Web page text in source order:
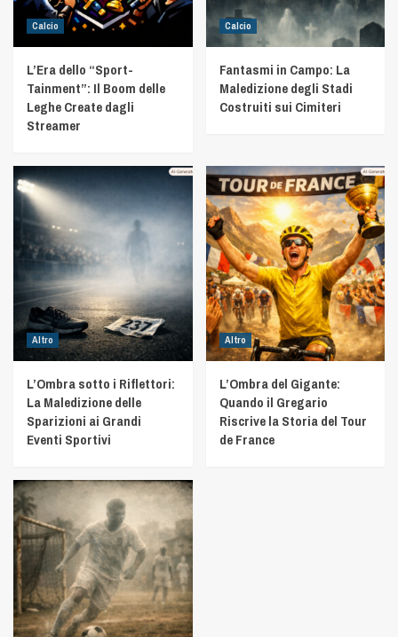
Calcio
L’Era dello “Sport-
Tainment”: Il Boom delle
Leghe Create dagli
Streamer
Calcio
Fantasmi in Campo: La
Maledizione degli Stadi
Costruiti sui Cimiteri
Altro
L’Ombra sotto i Riflettori:
La Maledizione delle
Sparizioni ai Grandi
Eventi Sportivi
Altro
L’Ombra del Gigante:
Quando il Gregario
Riscrive la Storia del Tour
de France